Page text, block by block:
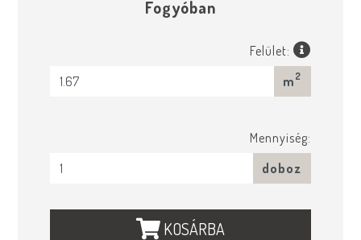
Fogyóban
Felület:
m 2
Mennyiség:
doboz
KOSÁRBA